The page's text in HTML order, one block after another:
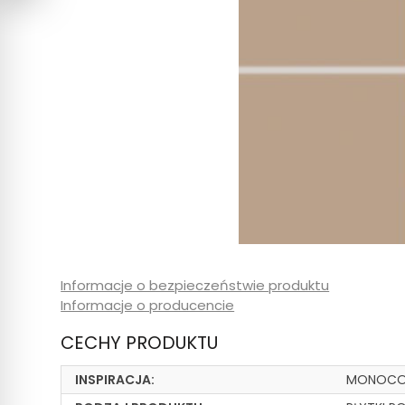
Informacje o bezpieczeństwie produktu
Informacje o producencie
CECHY PRODUKTU
INSPIRACJA: